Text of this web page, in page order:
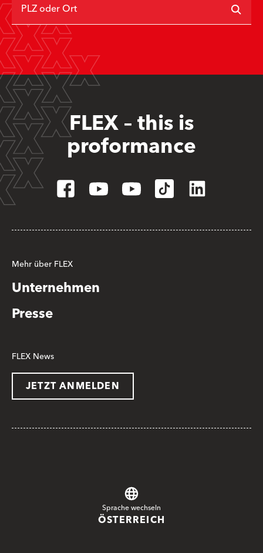
PLZ oder Ort
FLEX – this is
proformance
Mehr über FLEX
Unternehmen
Presse
FLEX News
JETZT ANMELDEN
Sprache wechseln
ÖSTERREICH